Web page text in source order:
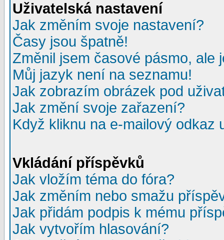
Uživatelská nastavení
Jak změním svoje nastavení?
Časy jsou špatně!
Změnil jsem časové pásmo, ale
Můj jazyk není na seznamu!
Jak zobrazím obrázek pod
Jak změní svoje zařazení?
Když kliknu na e-mailový odkaz
Vkládání příspěvků
Jak vložím téma do fóra?
Jak změním nebo smažu
Jak přidám podpis k mému
Jak vytvořím hlasování?